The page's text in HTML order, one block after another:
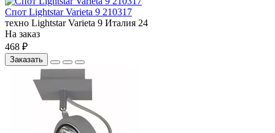
Спот Lightstar Varieta 9 210317
техно Lightstar Varieta 9 Италия 24
На заказ
468 ₽
Заказать